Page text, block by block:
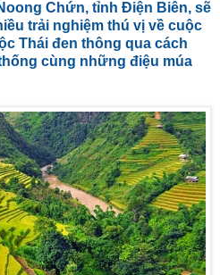
Chứn, tỉnh Điện Biên, sẽ
trải nghiệm thú vị về cuộc
Thái đen thông qua cách
cùng những điệu múa